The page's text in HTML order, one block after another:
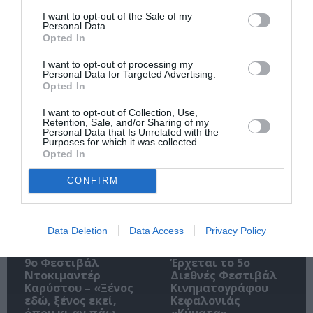
I want to opt-out of the Sale of my
Personal Data.
Opted In
I want to opt-out of processing my
Personal Data for Targeted Advertising.
Opted In
I want to opt-out of Collection, Use,
Retention, Sale, and/or Sharing of my
Personal Data that Is Unrelated with the
Purposes for which it was collected.
Opted In
CONFIRM
Data Deletion Data Access Privacy Policy
Ακολουθήστε το Culturenow.gr
Σχετικά Άρθρα
9ο Φεστιβάλ
Ντοκιμαντέρ
Καρύστου – «Ξένος
εδώ, ξένος εκεί,
Έρχεται το 5ο
Διεθνές Φεστιβάλ
Κινηματογράφου
Κεφαλονιάς